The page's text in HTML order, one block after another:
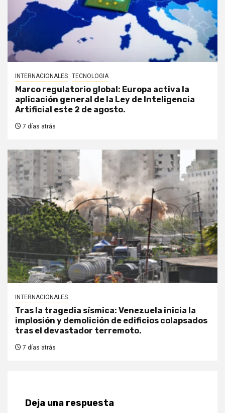
INTERNACIONALES TECNOLOGIA
Marco regulatorio global: Europa activa la
aplicación general de la Ley de Inteligencia
Artificial este 2 de agosto.
7 días atrás
INTERNACIONALES
Tras la tragedia sísmica: Venezuela inicia la
implosión y demolición de edificios colapsados
tras el devastador terremoto.
7 días atrás
Deja una respuesta